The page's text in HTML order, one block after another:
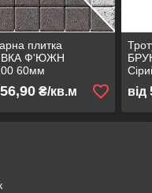
плитка
Ф'ЮЖН
60мм
₴/кв.м від